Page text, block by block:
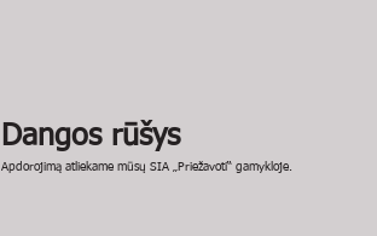
Dangos rūšys
Apdorojimą atliekame mūsų SIA „Priežavoti“ gamykloje.